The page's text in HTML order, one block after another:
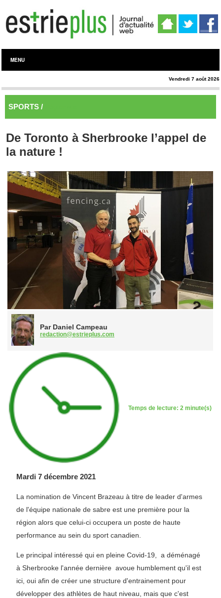
MENU
Vendredi 7 août 2026
SPORTS /
De Toronto à Sherbrooke l’appel de
la nature !
Par Daniel Campeau
redaction@estrieplus.com
Temps de lecture: 2 minute(s)
Mardi 7 décembre 2021
La nomination de Vincent Brazeau à titre de leader d'armes
de l'équipe nationale de sabre est une première pour la
région alors que celui-ci occupera un poste de haute
performance au sein du sport canadien.
Le principal intéressé qui en pleine Covid-19, a déménagé
à Sherbrooke l'année dernière avoue humblement qu'il est
ici, oui afin de créer une structure d'entrainement pour
développer des athlètes de haut niveau, mais que c'est